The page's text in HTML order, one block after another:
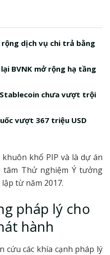
dịch vụ chi trả bằng
BVNK mở rộng hạ tầng
chưa vượt trội
vượt 367 triệu USD
khổ PIP và là dự án
Thử nghiệm Ý tưởng
từ năm 2017.
pháp lý cho
hành
cứu các khía cạnh pháp lý